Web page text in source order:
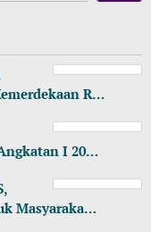
R…
I 20…
Masyaraka…